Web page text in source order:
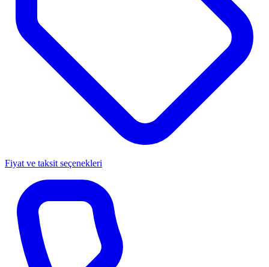
Fiyat ve taksit seçenekleri